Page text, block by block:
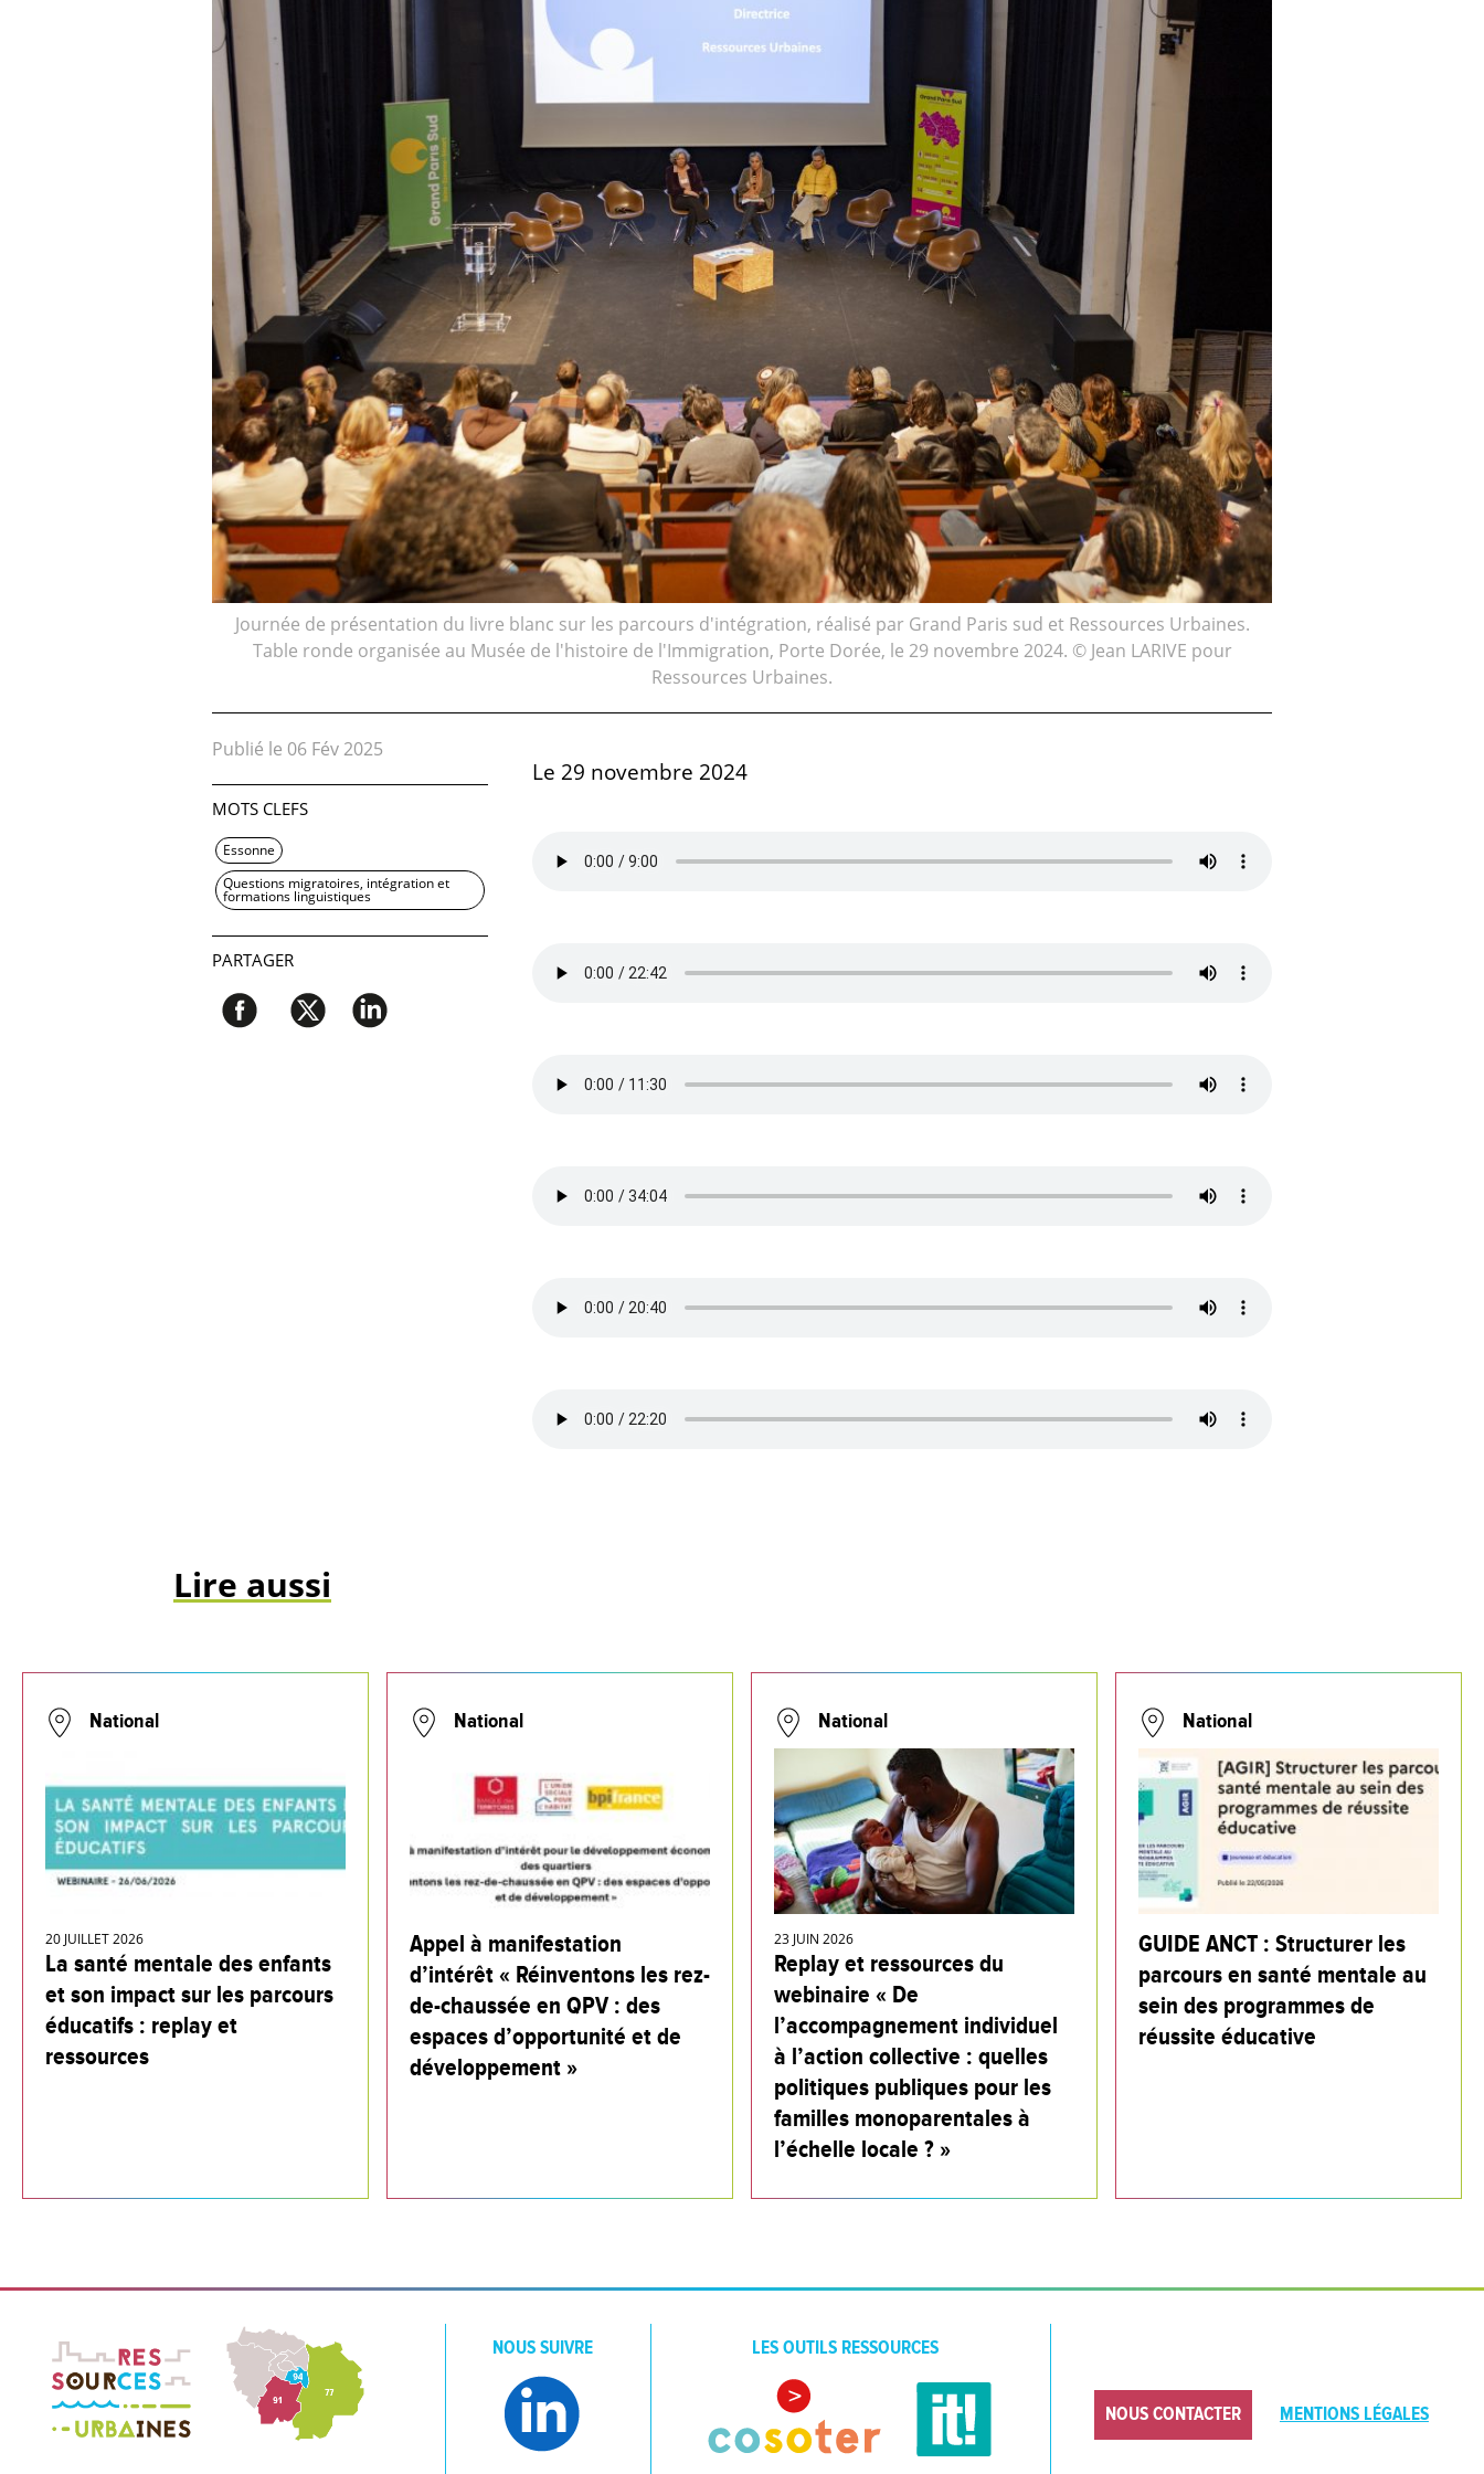
Journée de présentation du livre blanc sur les parcours d'intégration, réalisé par Grand Paris sud et Ressources Urbaines.
Table ronde organisée au Musée de l'histoire de l'Immigration, Porte Dorée, le 29 novembre 2024. © Jean LARIVE pour
Ressources Urbaines.
Le 29 novembre 2024
Publié le 06 Fév 2025
MOTS CLEFS
Essonne
Questions migratoires, intégration et
formations linguistiques
PARTAGER
Lire aussi
National
20 JUILLET 2026
La santé mentale des enfants
et son impact sur les parcours
éducatifs : replay et
ressources
National
Appel à manifestation
d’intérêt « Réinventons les rez-
de-chaussée en QPV : des
espaces d’opportunité et de
développement »
National
23 JUIN 2026
Replay et ressources du
webinaire « De
l’accompagnement individuel
à l’action collective : quelles
politiques publiques pour les
familles monoparentales à
l’échelle locale ? »
National
GUIDE ANCT : Structurer les
parcours en santé mentale au
sein des programmes de
réussite éducative
NOUS SUIVRE LES OUTILS RESSOURCES
NOUS CONTACTER MENTIONS LÉGALES